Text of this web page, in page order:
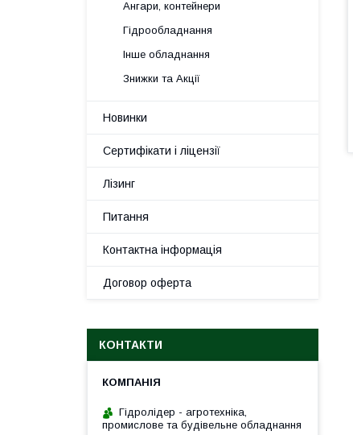
Ангари, контейнери
Гідрообладнання
Інше обладнання
Знижки та Акції
Новинки
Сертифікати і ліцензії
Лізинг
Питання
Контактна інформація
Договор оферта
КОНТАКТИ
Гідролідер - агротехніка,
промислове та будівельне обладнання